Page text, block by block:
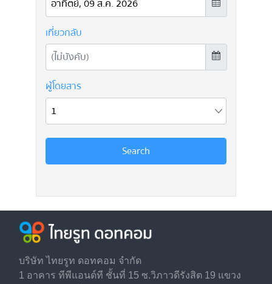
บริษัท ไทยรูท ดอทคอม จำกัด
1 อาคาร ทีพีแอนด์ที ชั้นที่ 15 ซ.วิภาวดีรังสิต 19 แขวง